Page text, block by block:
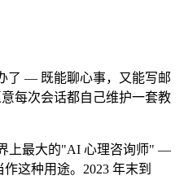
了 — 既能聊心事，又能写邮
每次会话都自己维护一套教
上最大的"AI 心理咨询师" —
这种用途。2023 年末到